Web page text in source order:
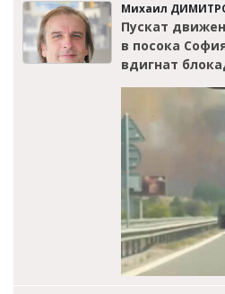
Михаил
Пускат
в посока
вдигнат